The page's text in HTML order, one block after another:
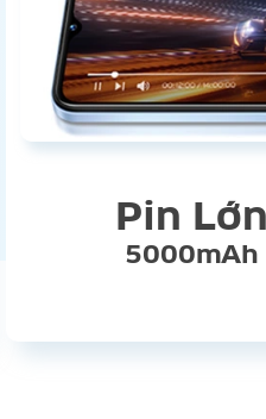
Pin Lớn
5000mAh